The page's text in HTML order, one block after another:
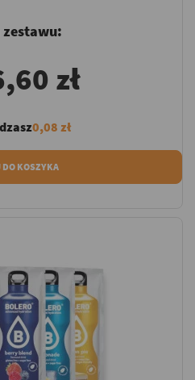
zestawu:
zł
0,08 zł
DO KOSZYKA